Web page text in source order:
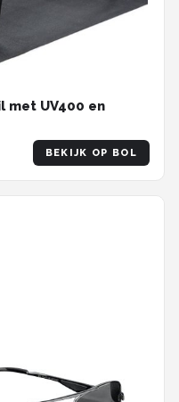
met UV400 en
BEKIJK OP BOL